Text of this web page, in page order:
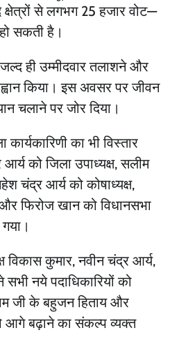
क्षेत्रों से लगभग 25 हजार वोट—
हो सकती है।
जल्द ही उम्मीदवार तलाशने और
किया। इस अवसर पर जीवन
चलाने पर जोर दिया।
का भी विस्तार
को जिला उपाध्यक्ष, सलीम
चंद्र आर्य को कोषाध्यक्ष,
फिरोज खान को विधानसभा
विकास कुमार, नवीन चंद्र आर्य,
नये पदाधिकारियों को
जी के बहुजन हिताय और
बढ़ाने का संकल्प व्यक्त